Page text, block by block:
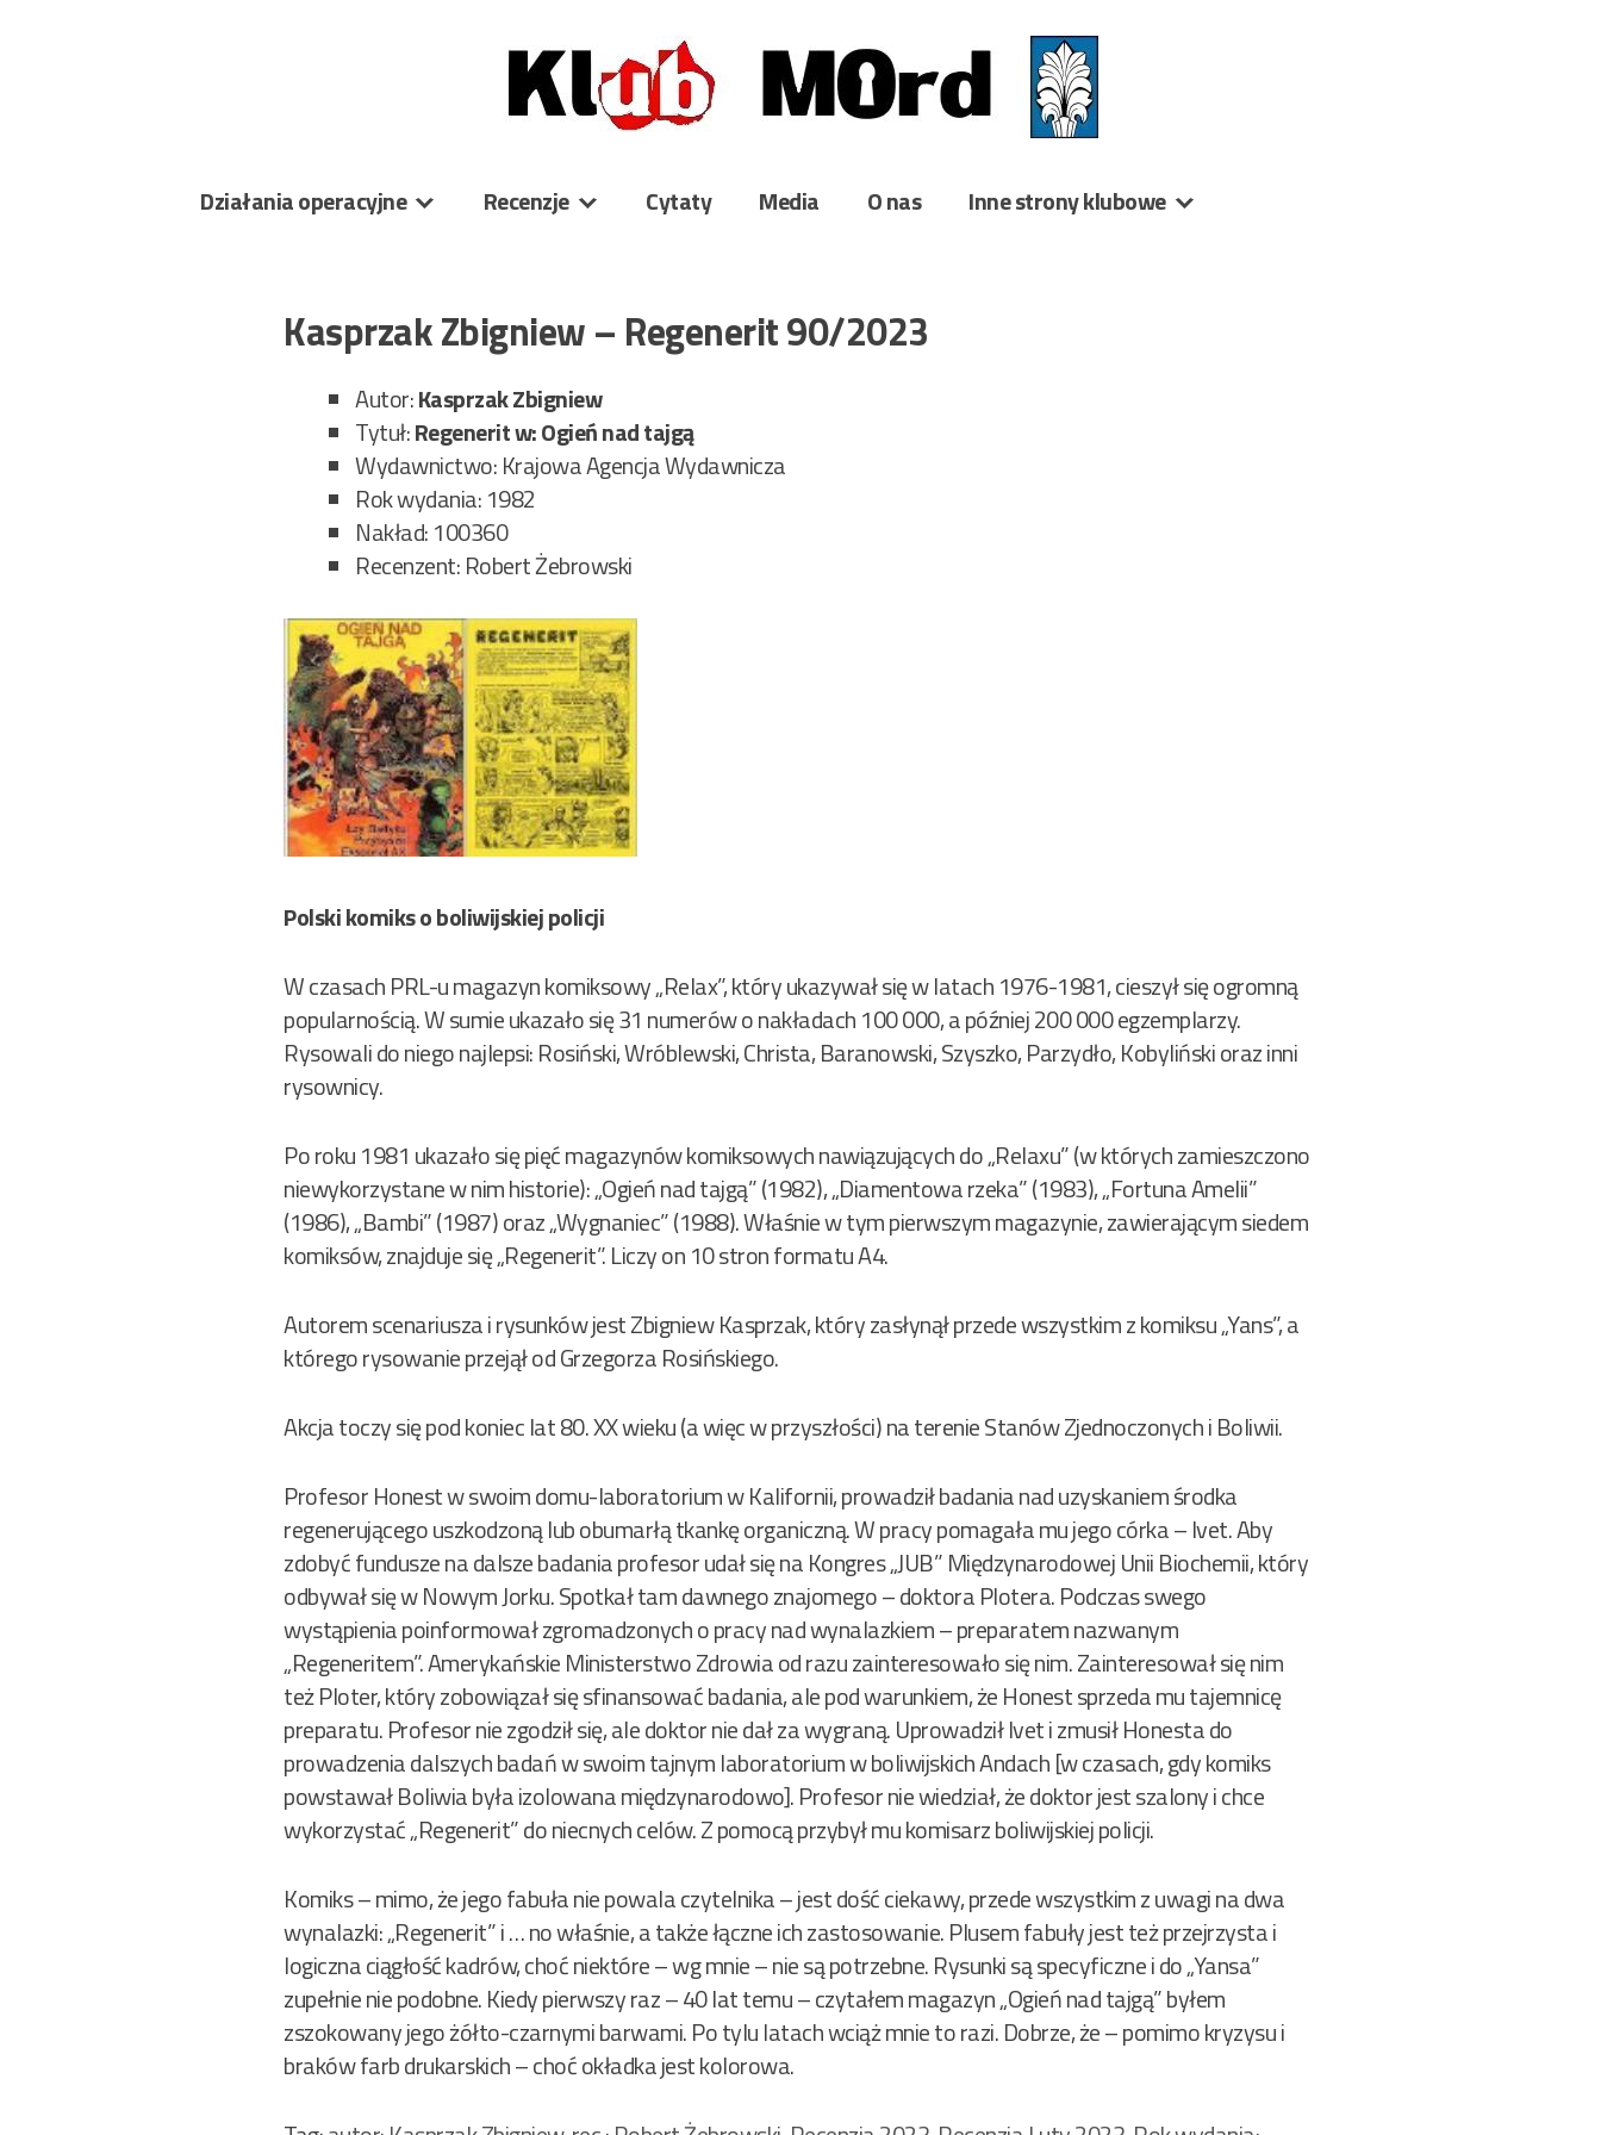
Działania operacyjne Recenzje Cytaty Media O nas Inne strony klubowe
Kasprzak Zbigniew – Regenerit 90/2023
Autor:Kasprzak Zbigniew
Tytuł:Regenerit w: Ogień nad tajgą
Wydawnictwo: Krajowa Agencja Wydawnicza
Rok wydania: 1982
Nakład: 100360
Recenzent: Robert Żebrowski
Polski komiks o boliwijskiej policji
W czasach PRL-u magazyn komiksowy „Relax”, który ukazywał się w latach 1976-1981, cieszył się ogromną
popularnością. W sumie ukazało się 31 numerów o nakładach 100 000, a później 200 000 egzemplarzy.
Rysowali do niego najlepsi: Rosiński, Wróblewski, Christa, Baranowski, Szyszko, Parzydło, Kobyliński oraz inni
rysownicy.
Po roku 1981 ukazało się pięć magazynów komiksowych nawiązujących do „Relaxu” (w których zamieszczono
niewykorzystane w nim historie): „Ogień nad tajgą” (1982), „Diamentowa rzeka” (1983), „Fortuna Amelii”
(1986), „Bambi” (1987) oraz „Wygnaniec” (1988). Właśnie w tym pierwszym magazynie, zawierającym siedem
komiksów, znajduje się „Regenerit”. Liczy on 10 stron formatu A4.
Autorem scenariusza i rysunków jest Zbigniew Kasprzak, który zasłynął przede wszystkim z komiksu „Yans”, a
którego rysowanie przejął od Grzegorza Rosińskiego.
Akcja toczy się pod koniec lat 80. XX wieku (a więc w przyszłości) na terenie Stanów Zjednoczonych i Boliwii.
Profesor Honest w swoim domu-laboratorium w Kalifornii, prowadził badania nad uzyskaniem środka
regenerującego uszkodzoną lub obumarłą tkankę organiczną. W pracy pomagała mu jego córka – Ivet. Aby
zdobyć fundusze na dalsze badania profesor udał się na Kongres „JUB” Międzynarodowej Unii Biochemii, który
odbywał się w Nowym Jorku. Spotkał tam dawnego znajomego – doktora Plotera. Podczas swego
wystąpienia poinformował zgromadzonych o pracy nad wynalazkiem – preparatem nazwanym
„Regeneritem”. Amerykańskie Ministerstwo Zdrowia od razu zainteresowało się nim. Zainteresował się nim
też Ploter, który zobowiązał się sfinansować badania, ale pod warunkiem, że Honest sprzeda mu tajemnicę
preparatu. Profesor nie zgodził się, ale doktor nie dał za wygraną. Uprowadził Ivet i zmusił Honesta do
prowadzenia dalszych badań w swoim tajnym laboratorium w boliwijskich Andach [w czasach, gdy komiks
powstawał Boliwia była izolowana międzynarodowo]. Profesor nie wiedział, że doktor jest szalony i chce
wykorzystać „Regenerit” do niecnych celów. Z pomocą przybył mu komisarz boliwijskiej policji.
Komiks – mimo, że jego fabuła nie powala czytelnika – jest dość ciekawy, przede wszystkim z uwagi na dwa
wynalazki: „Regenerit” i … no właśnie, a także łączne ich zastosowanie. Plusem fabuły jest też przejrzysta i
logiczna ciągłość kadrów, choć niektóre – wg mnie – nie są potrzebne. Rysunki są specyficzne i do „Yansa”
zupełnie nie podobne. Kiedy pierwszy raz – 40 lat temu – czytałem magazyn „Ogień nad tajgą” byłem
zszokowany jego żółto-czarnymi barwami. Po tylu latach wciąż mnie to razi. Dobrze, że – pomimo kryzysu i
braków farb drukarskich – choć okładka jest kolorowa.